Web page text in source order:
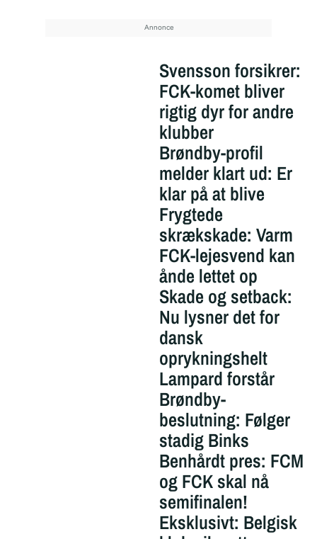
Svensson forsikrer:
FCK-komet bliver
rigtig dyr for andre
klubber
Brøndby-profil
melder klart ud: Er
klar på at blive
Frygtede
skrækskade: Varm
FCK-lejesvend kan
ånde lettet op
Skade og setback:
Nu lysner det for
dansk
oprykningshelt
Lampard forstår
Brøndby-
beslutning: Følger
stadig Binks
Benhårdt pres: FCM
og FCK skal nå
semifinalen!
Eksklusivt: Belgisk